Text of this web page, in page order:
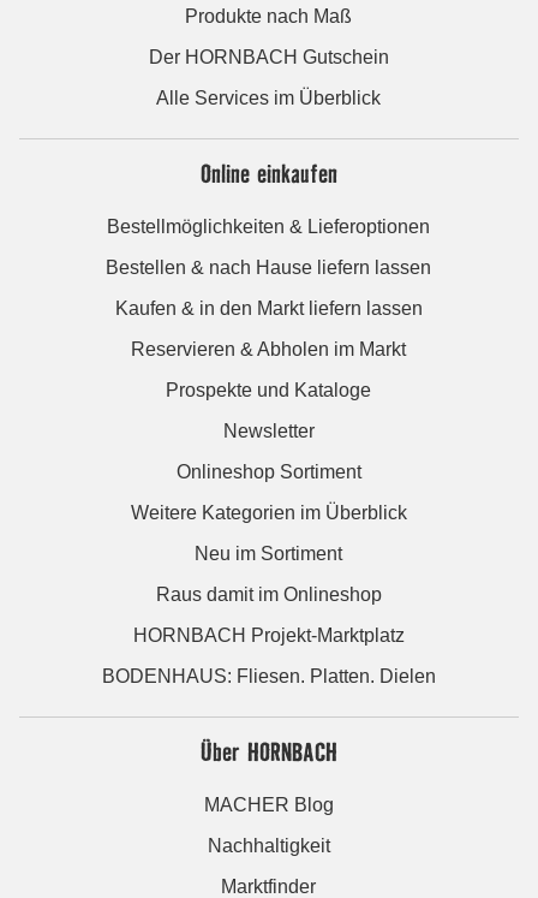
Produkte nach Maß
Der HORNBACH Gutschein
Alle Services im Überblick
Online einkaufen
Bestellmöglichkeiten & Lieferoptionen
Bestellen & nach Hause liefern lassen
Kaufen & in den Markt liefern lassen
Reservieren & Abholen im Markt
Prospekte und Kataloge
Newsletter
Onlineshop Sortiment
Weitere Kategorien im Überblick
Neu im Sortiment
Raus damit im Onlineshop
HORNBACH Projekt-Marktplatz
BODENHAUS: Fliesen. Platten. Dielen
Über HORNBACH
MACHER Blog
Nachhaltigkeit
Marktfinder